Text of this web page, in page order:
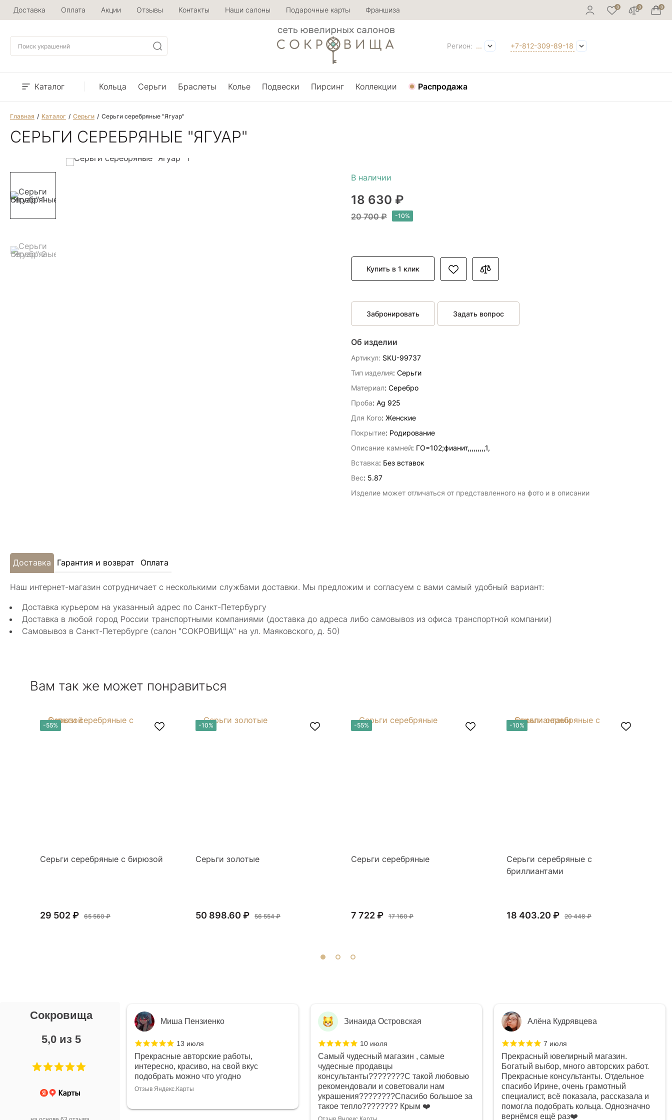
Доставка Оплата Акции Отзывы Контакты Наши салоны Подарочные карты Франшиза
Регион: ... +7-812-309-89-18
Каталог Кольца Серьги Браслеты Колье Подвески Пирсинг Коллекции Распродажа
Главная Каталог Серьги Серьги серебряные "Ягуар"
СЕРЬГИ СЕРЕБРЯНЫЕ "ЯГУАР"
18 630 ₽
20 700 ₽
Купить в 1 клик
Забронировать Задать вопрос
Об изделии
Артикул: SKU-99737
Тип изделия: Серьги
Материал: Серебро
Проба: Ag 925
Для Кого: Женские
Покрытие: Родирование
Описание камней: ГО=102;фианит,,,,,,,,,1,
Вставка: Без вставок
Вес: 5.87
Изделие может отличаться от представленного на фото и в описании
Доставка Гарантия и возврат Оплата
Наш интернет-магазин сотрудничает с несколькими службами доставки. Мы предложим и согласуем с вами самый удобный вариант:
Доставка курьером на указанный адрес по Санкт-Петербургу
Доставка в любой город России транспортными компаниями (доставка до адреса либо самовывоз из офиса транспортной компании)
Самовывоз в Санкт-Петербурге (салон "СОКРОВИЩА" на ул. Маяковского, д. 50)
Вам так же может понравиться
-55%
Серьги серебряные с бирюзой
29 502 ₽ 65 560 ₽
-10%
Серьги золотые
50 898.60 ₽ 56 554 ₽
-55%
Серьги серебряные
7 722 ₽ 17 160 ₽
-10%
Серьги серебряные с
бриллиантами
18 403.20 ₽ 20 448 ₽
Сокровища
5,0 из 5
и завораживает
Миша Пензиенко
13 июля
Прекрасные авторские работы,
интересно, красиво, на свой вкус
подобрать можно что угодно
Отзыв Яндекс.Карты
Зинаида Островская
10 июля
Самый чудесный магазин , самые
чудесные продавцы
консультанты????????С такой любовью
рекомендовали и советовали нам
украшения????????Спасибо большое за
такое тепло???????? Крым ❤️
Алёна Кудрявцева
7 июля
Прекрасный ювелирный магазин.
Богатый выбор, много авторских работ.
Прекрасные консультанты. Отдельное
спасибо Ирине, очень грамотный
специалист, всё показала, рассказала и
помогла подобрать кольца. Однозначно
вернёмся ещё раз❤️